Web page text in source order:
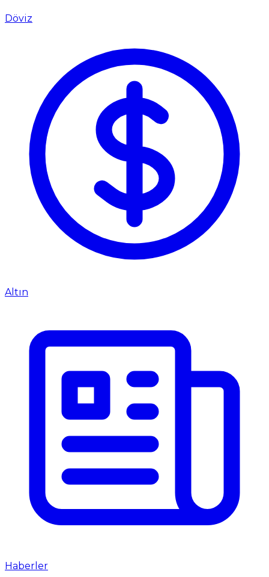
Döviz
Altın
Haberler